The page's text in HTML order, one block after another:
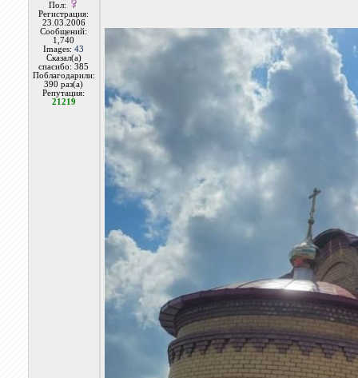
Пол:
Регистрация:
23.03.2006
Сообщений:
1,740
Images:43
Сказал(а)
спасибо: 385
Поблагодарили:
390 раз(а)
Репутация:
21219